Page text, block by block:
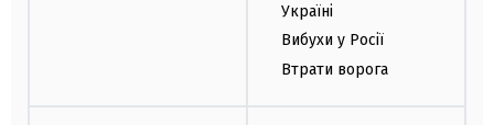
Україні
Вибухи у Росії
Втрати ворога